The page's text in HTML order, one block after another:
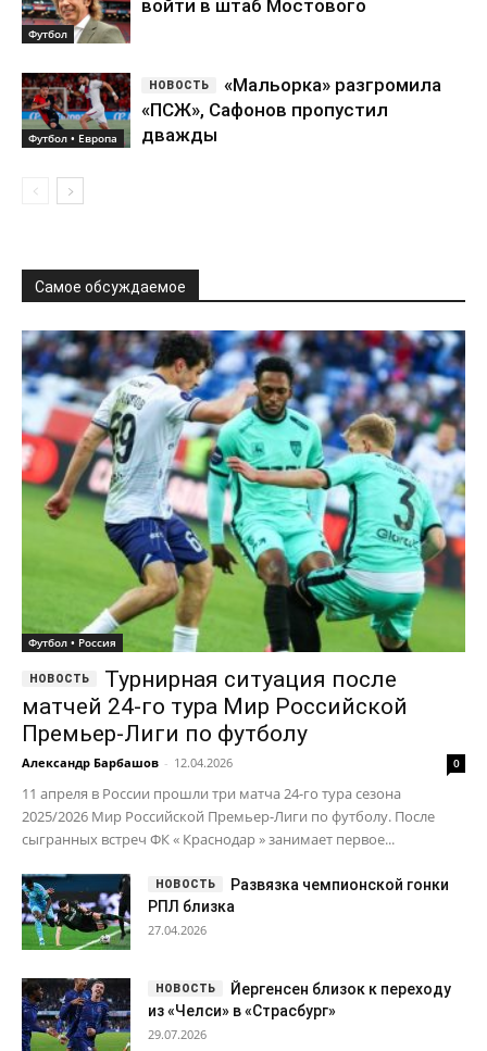
Футбол
войти в штаб Мостового
Футбол • Европа
«Мальорка» разгромила
«ПСЖ», Сафонов пропустил
дважды
Самое обсуждаемое
Футбол • Россия
Турнирная ситуация после
матчей 24-го тура Мир Российской
Премьер-Лиги по футболу
Александр Барбашов - 12.04.2026 0
11 апреля в России прошли три матча 24-го тура сезона
2025/2026 Мир Российской Премьер-Лиги по футболу. После
сыгранных встреч ФК « Краснодар » занимает первое...
Развязка чемпионской гонки
РПЛ близка
27.04.2026
Йергенсен близок к переходу
из «Челси» в «Страсбург»
29.07.2026